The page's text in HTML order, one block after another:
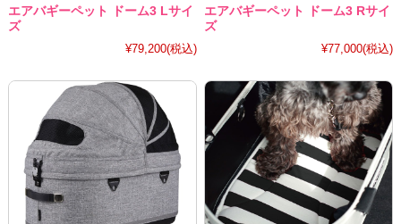
エアバギーペット ドーム3 Lサイ
ズ
¥79,200(税込)
エアバギーペット ドーム3 Rサイ
ズ
¥77,000(税込)